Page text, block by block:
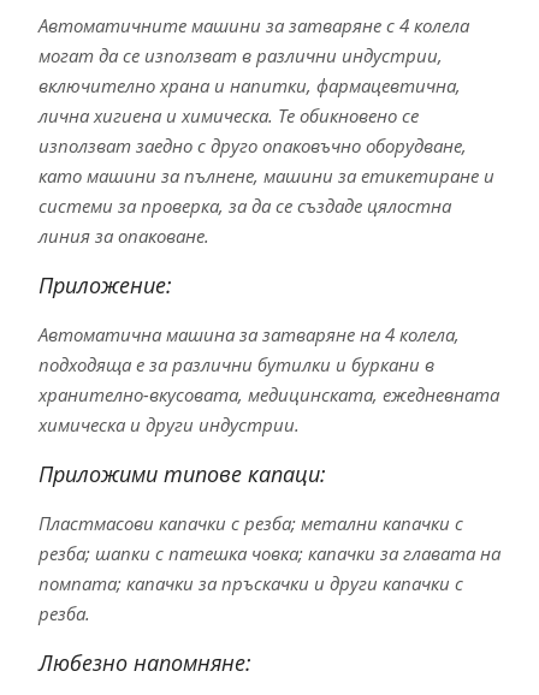
Автоматичните машини за затваряне с 4 колела
могат да се използват в различни индустрии,
включително храна и напитки, фармацевтична,
лична хигиена и химическа. Те обикновено се
използват заедно с друго опаковъчно оборудване,
като машини за пълнене, машини за етикетиране и
системи за проверка, за да се създаде цялостна
линия за опаковане.
Приложение:
Автоматична машина за затваряне на 4 колела,
подходяща е за различни бутилки и буркани в
хранително-вкусовата, медицинската, ежедневната
химическа и други индустрии.
Приложими типове капаци:
Пластмасови капачки с резба; метални капачки с
резба; шапки с патешка човка; капачки за главата на
помпата; капачки за пръскачки и други капачки с
резба.
Любезно напомняне: